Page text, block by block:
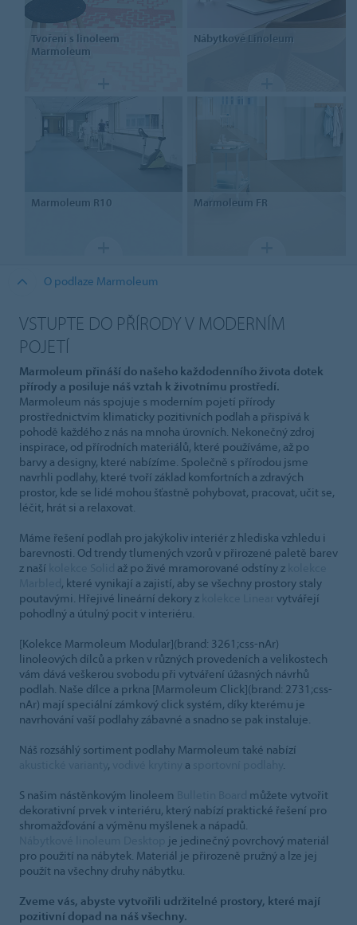
Tvoření s linoleem
Marmoleum
Nábytkové Linoleum
Marmoleum R10 Marmoleum FR
O podlaze Marmoleum
VSTUPTE DO PŘÍRODY V MODERNÍM
POJETÍ
Marmoleum přináší do našeho každodenního života dotek
přírody a posiluje náš vztah k životnímu prostředí.
Marmoleum nás spojuje s moderním pojetí přírody
prostřednictvím klimaticky pozitivních podlah a přispívá k
pohodě každého z nás na mnoha úrovních. Nekonečný zdroj
inspirace, od přírodních materiálů, které používáme, až po
barvy a designy, které nabízíme. Společně s přírodou jsme
navrhli podlahy, které tvoří základ komfortních a zdravých
prostor, kde se lidé mohou šťastně pohybovat, pracovat, učit se,
léčit, hrát si a relaxovat.
Máme řešení podlah pro jakýkoliv interiér z hlediska vzhledu i
barevnosti. Od trendy tlumených vzorů v přirozené paletě barev
z naší
až po živé mramorované odstíny z
, které vynikají a zajistí, aby se všechny prostory staly
poutavými. Hřejivé lineární dekory z
vytvářejí
pohodlný a útulný pocit v interiéru.
[Kolekce Marmoleum Modular](brand: 3261;css-nAr)
linoleových dílců a prken v různých provedeních a velikostech
vám dává veškerou svobodu při vytváření úžasných návrhů
podlah. Naše dílce a prkna [Marmoleum Click](brand: 2731;css-
nAr) mají speciální zámkový click systém, díky kterému je
navrhování vaší podlahy zábavné a snadno se pak instaluje.
Náš rozsáhlý sortiment podlahy Marmoleum také nabízí
, a
.
S našim nástěnkovým linoleem
můžete vytvořit
dekorativní prvek v interiéru, který nabízí praktické řešení pro
shromažďování a výměnu myšlenek a nápadů.
je jedinečný povrchový materiál
pro použití na nábytek. Materiál je přirozeně pružný a lze jej
použít na všechny druhy nábytku.
Zveme vás, abyste vytvořili udržitelné prostory, které mají
pozitivní dopad na náš všechny.